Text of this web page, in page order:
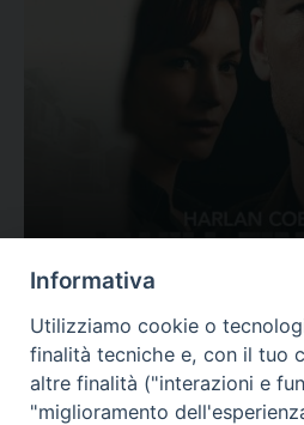
Valutazione
Complesso, Problematico
Tematica: Amore-Sentimenti,
Informativa
Utilizziamo cookie o
finalità tecniche e, con il tuo
altre finalità ("interazioni e
"miglioramento